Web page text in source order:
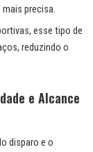
precisa.
esse tipo de
reduzindo o
e Alcance
disparo e o